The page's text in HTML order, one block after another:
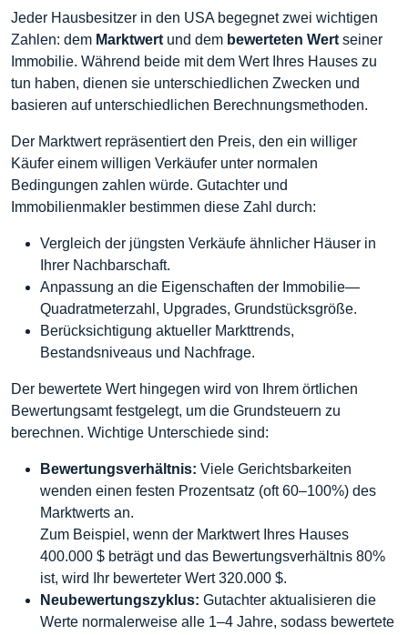
Jeder Hausbesitzer in den USA begegnet zwei wichtigen
Zahlen: dem Marktwert und dem bewerteten Wert seiner
Immobilie. Während beide mit dem Wert Ihres Hauses zu
tun haben, dienen sie unterschiedlichen Zwecken und
basieren auf unterschiedlichen Berechnungsmethoden.
Der Marktwert repräsentiert den Preis, den ein williger
Käufer einem willigen Verkäufer unter normalen
Bedingungen zahlen würde. Gutachter und
Immobilienmakler bestimmen diese Zahl durch:
Vergleich der jüngsten Verkäufe ähnlicher Häuser in
Ihrer Nachbarschaft.
Anpassung an die Eigenschaften der Immobilie—
Quadratmeterzahl, Upgrades, Grundstücksgröße.
Berücksichtigung aktueller Markttrends,
Bestandsniveaus und Nachfrage.
Der bewertete Wert hingegen wird von Ihrem örtlichen
Bewertungsamt festgelegt, um die Grundsteuern zu
berechnen. Wichtige Unterschiede sind:
Bewertungsverhältnis: Viele Gerichtsbarkeiten
wenden einen festen Prozentsatz (oft 60–100%) des
Marktwerts an.
Zum Beispiel, wenn der Marktwert Ihres Hauses
400.000 $ beträgt und das Bewertungsverhältnis 80%
ist, wird Ihr bewerteter Wert 320.000 $.
Neubewertungszyklus: Gutachter aktualisieren die
Werte normalerweise alle 1–4 Jahre, sodass bewertete